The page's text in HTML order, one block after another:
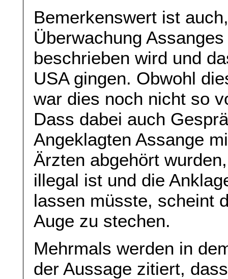
Bemerkenswert ist
Überwachung
beschrieben wird und
USA gingen. Obwohl
war dies noch nicht so
Dass dabei auch
Angeklagten Assange
Ärzten abgehört
illegal ist und die
lassen müsste, scheint
Auge zu stechen.
Mehrmals werden in
der Aussage zitiert,